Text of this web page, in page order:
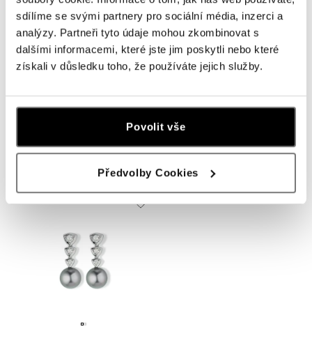
sdílíme se svými partnery pro sociální média, inzerci a
analýzy. Partneři tyto údaje mohou zkombinovat s
dalšími informacemi, které jste jim poskytli nebo které
získali v důsledku toho, že používáte jejich služby.
Povolit vše
Předvolby Cookies
GELLNER